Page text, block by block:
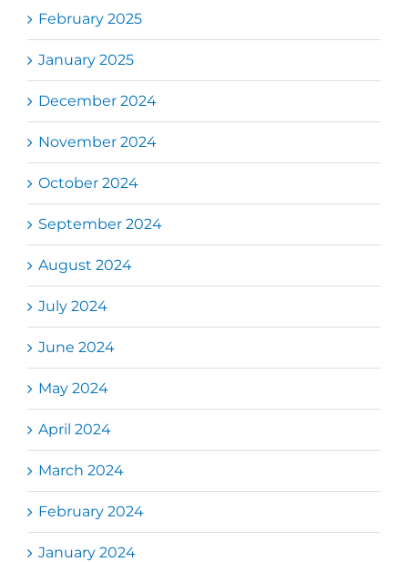
February 2025
January 2025
December 2024
November 2024
October 2024
September 2024
August 2024
July 2024
June 2024
May 2024
April 2024
March 2024
February 2024
January 2024